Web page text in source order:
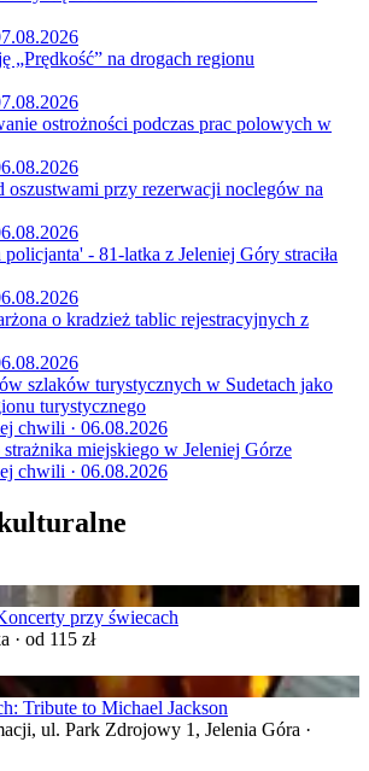
„Prędkość” na drogach regionu
ostrożności podczas prac polowych w
oszustwami przy rezerwacji noclegów na
- 81-latka z Jeleniej Góry straciła
o kradzież tablic rejestracyjnych z
szlaków turystycznych w Sudetach jako
turystycznego
chwili · 06.08.2026
miejskiego w Jeleniej Górze
chwili · 06.08.2026
przy świecach
· od 115 zł
Tribute to Michael Jackson
ul. Park Zdrojowy 1, Jelenia Góra ·